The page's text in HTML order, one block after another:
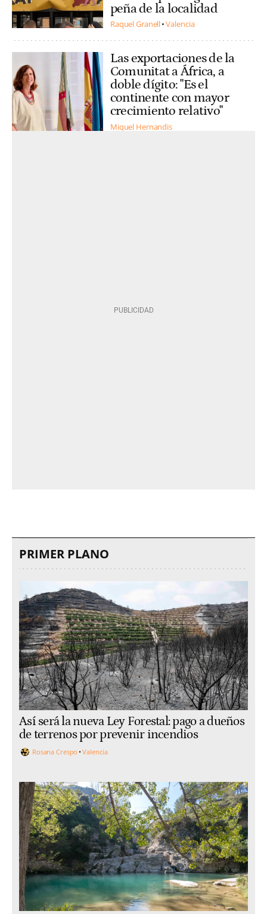
peña de la localidad
Raquel Granell Valencia
Las exportaciones de la
Comunitat a África, a
doble dígito: "Es el
continente con mayor
crecimiento relativo"
Miquel Hernandis
PRIMER PLANO
Así será la nueva Ley Forestal: pago a dueños
de terrenos por prevenir incendios
Rosana Crespo Valencia